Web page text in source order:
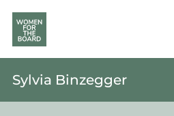
Sylvia Binzegger